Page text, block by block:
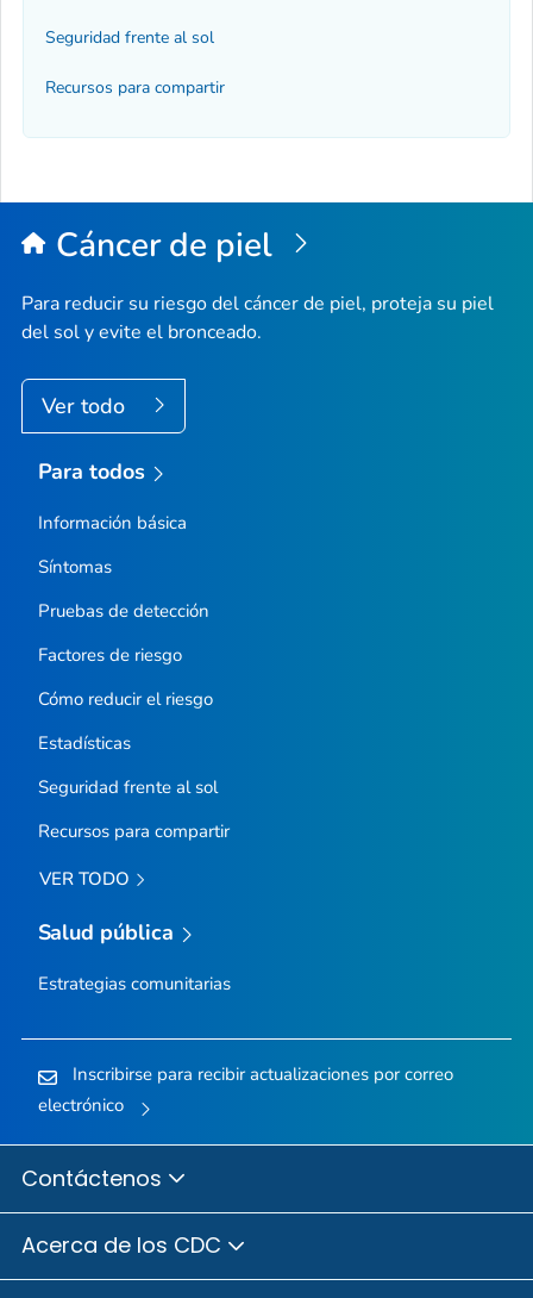
Seguridad frente al sol
Recursos para compartir
Cáncer de piel
Para reducir su riesgo del cáncer de piel, proteja su piel
del sol y evite el bronceado.
Ver todo
Para todos
Información básica
Síntomas
Pruebas de detección
Factores de riesgo
Cómo reducir el riesgo
Estadísticas
Seguridad frente al sol
Recursos para compartir
VER TODO
Salud pública
Estrategias comunitarias
Inscribirse para recibir actualizaciones por correo
electrónico
Contáctenos
Acerca de los CDC